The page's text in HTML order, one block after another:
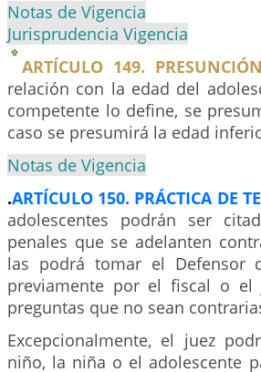
Notas de Vigencia
Jurisprudencia Vigencia
ARTÍCULO 149.
relación con la edad del
competente lo define, se
caso se presumirá la edad
Notas de Vigencia
.ARTÍCULO 150. PRÁCTICA DE
adolescentes podrán ser
penales que se adelanten
las podrá tomar el Defensor
previamente por el fiscal o el
preguntas que no sean
Excepcionalmente, el juez
niño, la niña o el adolescente